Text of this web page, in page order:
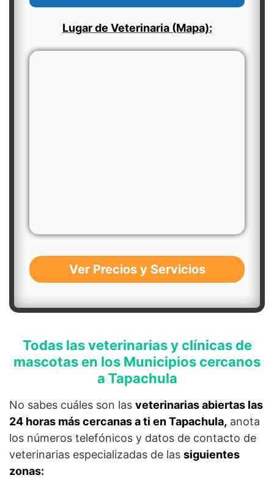
Lugar de Veterinaria (Mapa):
Ver Precios y Servicios
Todas las veterinarias y clínicas de
mascotas en los Municipios cercanos
a Tapachula
No sabes cuáles son las veterinarias abiertas las
24 horas más cercanas a ti en Tapachula, anota
los números telefónicos y datos de contacto de
veterinarias especializadas de las siguientes
zonas: